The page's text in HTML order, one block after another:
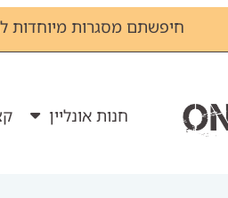
חיפשתם מסגרות מיוחדות
חנות אונליין